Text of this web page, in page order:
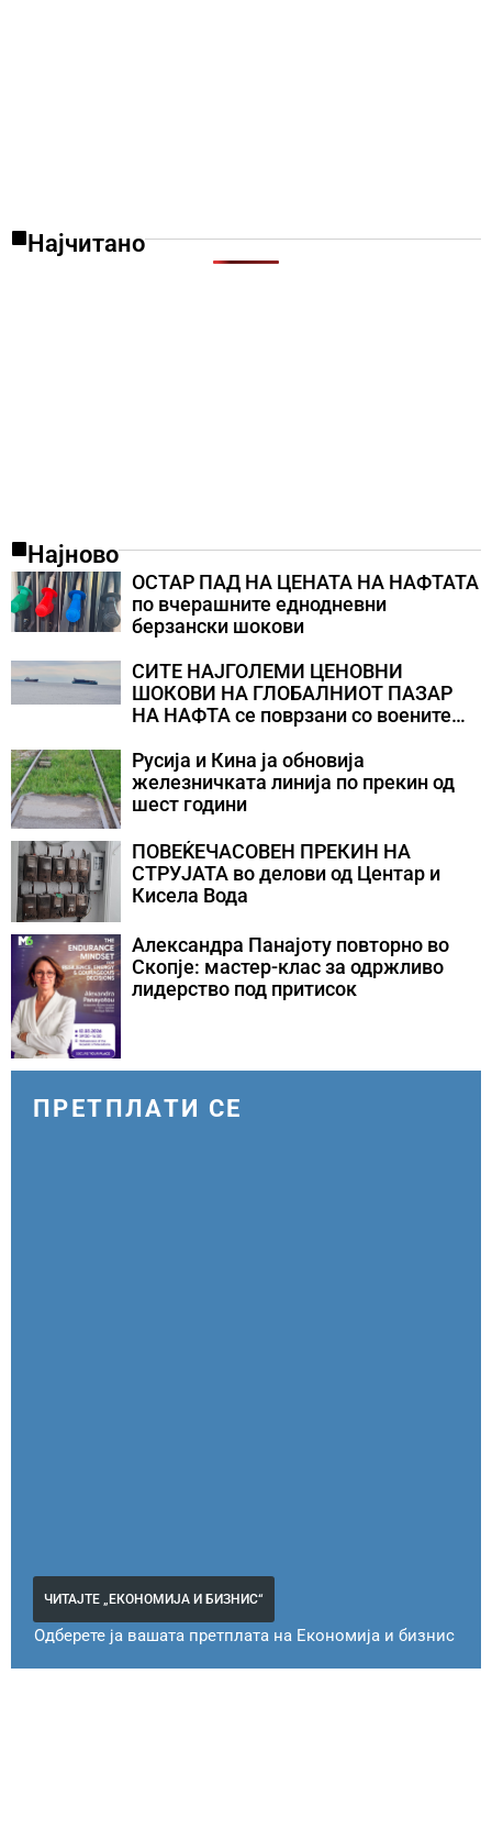
Најчитано
Најново
ОСТАР ПАД НА ЦЕНАТА НА НАФТАТА
по вчерашните еднодневни
берзански шокови
СИТЕ НАЈГОЛЕМИ ЦЕНОВНИ
ШОКОВИ НА ГЛОБАЛНИОТ ПАЗАР
НА НАФТА се поврзани со воените
Русија и Кина ја обновија
железничката линија по прекин од
шест години
ПОВЕЌЕЧАСОВЕН ПРЕКИН НА
СТРУЈАТА во делови од Центар и
Кисела Вода
Александра Панајоту повторно во
Скопје: мастер-клас за одржливо
лидерство под притисок
ПРЕТПЛАТИ СЕ
ЧИТАЈТЕ „ЕКОНОМИЈА И БИЗНИС“
Одберете ја вашата претплата на Економија и бизнис